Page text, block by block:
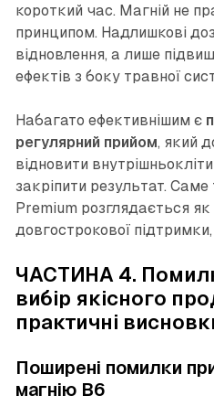
короткий час. Магній не
принципом. Надлишкові
відновлення, а лише
ефектів з боку травної
Набагато ефективнішим є
регулярний прийом, який
відновити
закріпити результат.
Premium розглядається як
довгострокової підтримки,
ЧАСТИНА 4.
вибір якісного
практичні
Поширені помилки
магнію B6